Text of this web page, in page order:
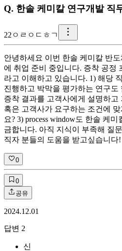
Q. 한솔 케미칼 연구개발 직
22ㅇㄹㅇㄷㅎㄱ
안녕하세요 이번 한솔 케미칼 반
에 취업 준비 중입니다. 증착 공정
라고 이해하고 있습니다. 1) 해당
진행하고 박막을 평가하는 연구도
증착 결과를 고객사에게 설명하고
혹은 고객사가 요구하는 조건에
요? 3) process window도 한솔 케
금합니다. 아직 지식이 부족해 질
직자 분들의 도움을 받고싶습니다!
0
0
공유
2024.12.01
답변 2
신